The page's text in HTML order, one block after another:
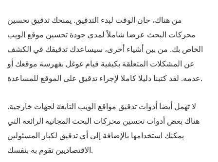
من هناك، حان الوقت لبدء التدقيق. يمنحك تدقيق تحسين
محركات البحث عرضا شاملاً لمدى جودة تحسين موقع الويب
الخاص بك. من بين أشياء أخرى، سيساعدك تدقيقك في الكشف
عن المشكلات المتعلقة بكيفية قيام غوغل بفهرسة موقعك أو
عدمه. لقد كتبنا دليلا كاملا لإجراء تدقيق على الموقع للمساعدة.
لا تهمل أيضا أدوات تدقيق مواقع الويب التابعة لجهات خارجية.
هناك بعض أدوات تحسين محركات البحث المجانية الرائعة التي
يمكنك استخدامها بالإضافة إلى أي تدقيق لكبار المسئولين
الاقتصاديين تقوم به بنفسك.